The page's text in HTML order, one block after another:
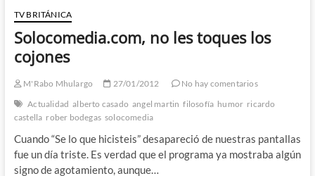
Jonathan
Kent:
Dos
muy
–
Parte
TV BRITÁNICA
Solocomedia.com, no les toques los
cojones
M'Rabo Mhulargo 27/01/2012
No hay comentarios
Actualidad alberto casado angel martin filosofía humor ricardo
castella rober bodegas solocomedia
Cuando “Se lo que hicisteis” desapareció de nuestras pantallas
fue un día triste. Es verdad que el programa ya mostraba algún
signo de agotamiento, aunque…